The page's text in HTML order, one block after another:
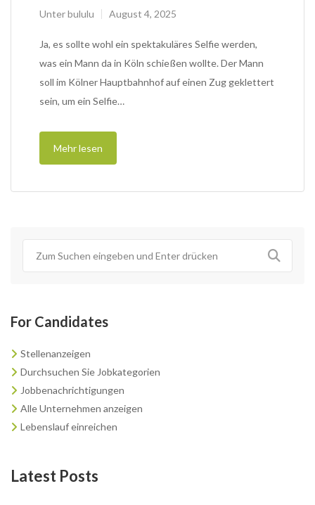
Unterbululu August 4, 2025
Ja, es sollte wohl ein spektakuläres Selfie werden,
was ein Mann da in Köln schießen wollte. Der Mann
soll im Kölner Hauptbahnhof auf einen Zug geklettert
sein, um ein Selfie…
Mehr lesen
For Candidates
Stellenanzeigen
Durchsuchen Sie Jobkategorien
Jobbenachrichtigungen
Alle Unternehmen anzeigen
Lebenslauf einreichen
Latest Posts